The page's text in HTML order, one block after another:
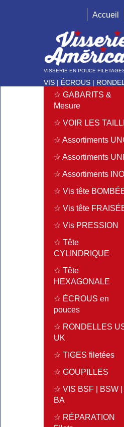
Accueil
VISSERIE EN POUCE
VIS | ÉCROUS |
☆ GABARITS &
Mesure
☆ VOIR LES
☆ Assortiments
☆ Assortiments
☆ Assortiments
☆ Vis tête
☆ Vis tête
☆ Vis PRESSION
☆ Tête
CYLINDRIQUE
☆ Tête
HEXAGONALE
☆ ÉCROUS en
pouces
☆ RONDELLES
UK
☆ TIGES filetées
☆ GOUPILLES
☆ VIS BSF | BSW |
BA
☆ RÉPARATION